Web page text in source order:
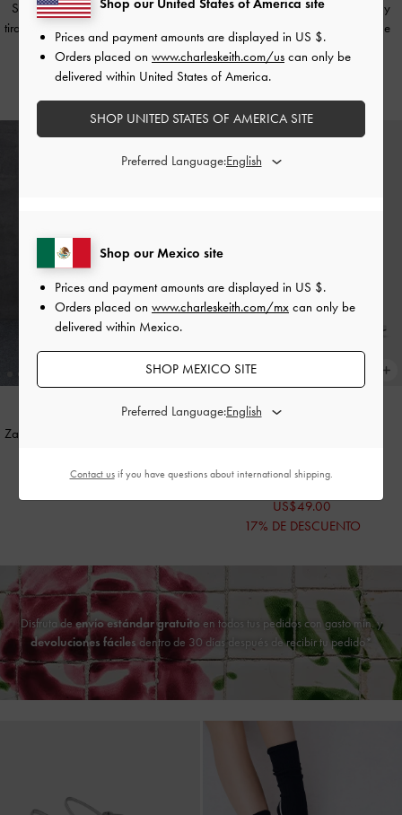
Sandalias Arden metalizadas con
tiras onduladas y talón descubierto
Plateado
US$56.00
Sandalias tipo pulsera de cuero y
satén metalizado con adornos de
cristal
Plateado
Zapatos de tacón de aguja D'Orsay
US$49.00
17% DE DESCUENTO
Disfruta deenvío estándar gratuito en todos tus pedidos con gasto mín. y
devoluciones fáciles dentro de 30 días después de recibir tu pedido*
Shop our Mexico site
Prices and payment amounts are displayed in US $.
Orders placed on www.charleskeith.com/mx can only be
delivered within Mexico.
SHOP MEXICO SITE
Preferred Language:
Shop our United States of America site
Prices and payment amounts are displayed in US $.
Orders placed on www.charleskeith.com/us can only be
delivered within United States of America.
SHOP UNITED STATES OF AMERICA SITE
Preferred Language:
Contact usif you have questions about international shipping.